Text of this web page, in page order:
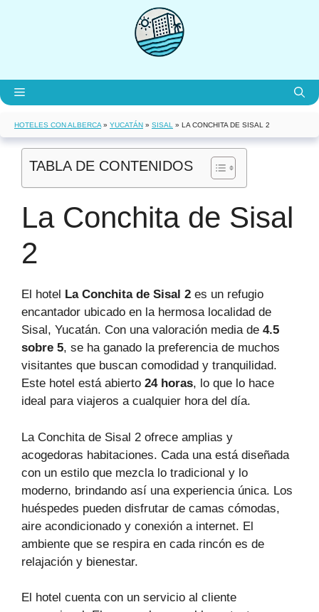
Menú
HOTELES CON ALBERCA » YUCATÁN » SISAL » LA CONCHITA DE SISAL 2
TABLA DE CONTENIDOS
La Conchita de Sisal
2
El hotel La Conchita de Sisal 2 es un refugio
encantador ubicado en la hermosa localidad de
Sisal, Yucatán. Con una valoración media de 4.5
sobre 5, se ha ganado la preferencia de muchos
visitantes que buscan comodidad y tranquilidad.
Este hotel está abierto 24 horas, lo que lo hace
ideal para viajeros a cualquier hora del día.
La Conchita de Sisal 2 ofrece amplias y
acogedoras habitaciones. Cada una está diseñada
con un estilo que mezcla lo tradicional y lo
moderno, brindando así una experiencia única. Los
huéspedes pueden disfrutar de camas cómodas,
aire acondicionado y conexión a internet. El
ambiente que se respira en cada rincón es de
relajación y bienestar.
El hotel cuenta con un servicio al cliente